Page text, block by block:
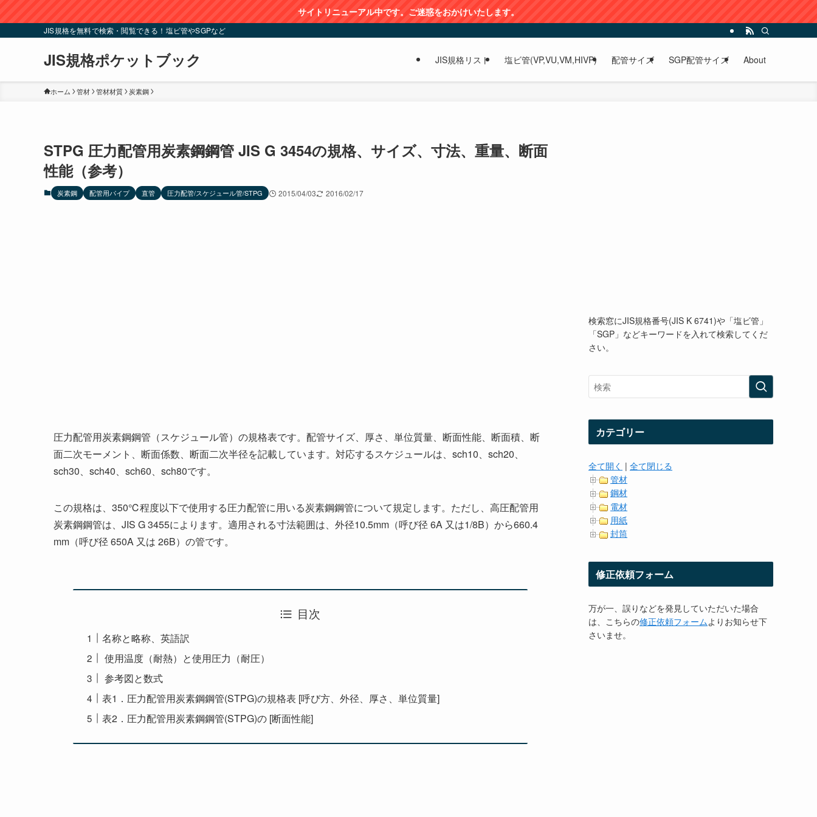
サイトリニューアル中です。ご迷惑をおかけいたします。
JIS規格を無料で検索・閲覧できる！塩ビ管やSGPなど
JIS規格ポケットブック JIS規格リスト 塩ビ管(VP,VU,VM,HIVP) 配管サイズ SGP配管サイズ About
ホーム 管材 管材材質 炭素鋼
STPG 圧力配管用炭素鋼鋼管 JIS G 3454の規格、サイズ、寸法、重量、断面
性能（参考）
炭素鋼 配管用パイプ 直管 圧力配管/スケジュール管/STPG 2015/04/03 2016/02/17
圧力配管用炭素鋼鋼管（スケジュール管）の規格表です。配管サイズ、厚さ、単位質量、断面性能、断面積、断
面二次モーメント、断面係数、断面二次半径を記載しています。対応するスケジュールは、sch10、sch20、
sch30、sch40、sch60、sch80です。
この規格は、350℃程度以下で使用する圧力配管に用いる炭素鋼鋼管について規定します。ただし、高圧配管用
炭素鋼鋼管は、JIS G 3455によります。適用される寸法範囲は、外径10.5mm（呼び径 6A 又は1/8B）から660.4
mm（呼び径 650A 又は 26B）の管です。
目次
名称と略称、英語訳
使用温度（耐熱）と使用圧力（耐圧）
参考図と数式
表1．圧力配管用炭素鋼鋼管(STPG)の規格表 [呼び方、外径、厚さ、単位質量]
表2．圧力配管用炭素鋼鋼管(STPG)の [断面性能]
検索窓にJIS規格番号(JIS K 6741)や「塩ビ管」
「SGP」などキーワードを入れて検索してくだ
さい。
カテゴリー
全て開く | 全て閉じる
管材
鋼材
電材
用紙
封筒
修正依頼フォーム
万が一、誤りなどを発見していただいた場合
は、こちらの修正依頼フォームよりお知らせ下
さいませ。